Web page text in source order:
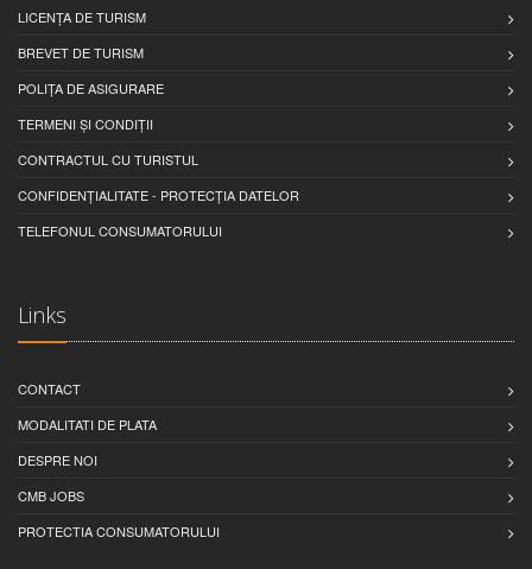
LICENȚA DE TURISM
BREVET DE TURISM
POLIȚA DE ASIGURARE
TERMENI ȘI CONDIȚII
CONTRACTUL CU TURISTUL
CONFIDENȚIALITATE - PROTECȚIA DATELOR
TELEFONUL CONSUMATORULUI
Links
CONTACT
MODALITATI DE PLATA
DESPRE NOI
CMB JOBS
PROTECTIA CONSUMATORULUI